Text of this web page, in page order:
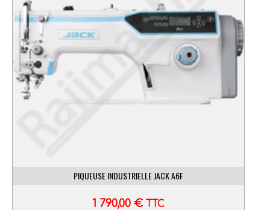
PIQUEUSE INDUSTRIELLE JACK A6F
1 790,00 € TTC